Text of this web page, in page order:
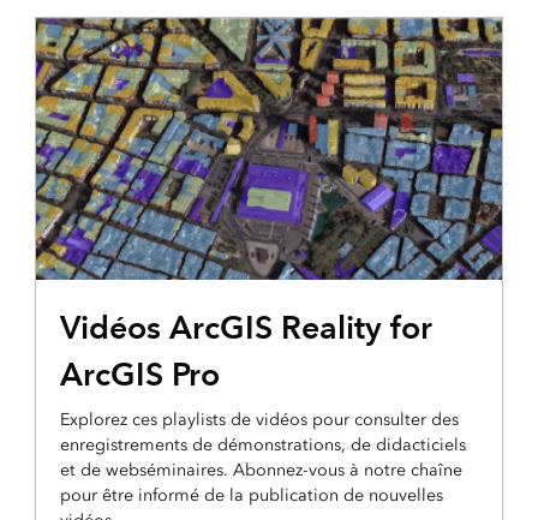
Vidéos ArcGIS Reality for
ArcGIS Pro
Explorez ces playlists de vidéos pour consulter des
enregistrements de démonstrations, de didacticiels
et de webséminaires. Abonnez-vous à notre chaîne
pour être informé de la publication de nouvelles